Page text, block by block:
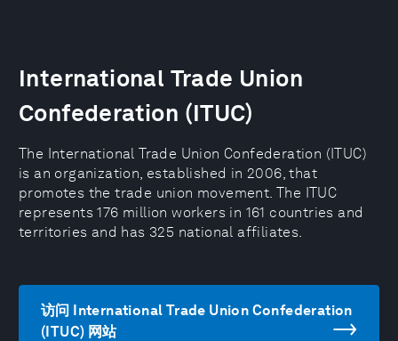
International Trade Union
Confederation (ITUC)
The International Trade Union Confederation (ITUC)
is an organization, established in 2006, that
promotes the trade union movement. The ITUC
represents 176 million workers in 161 countries and
territories and has 325 national affiliates.
访问 International Trade Union Confederation
(ITUC) 网站